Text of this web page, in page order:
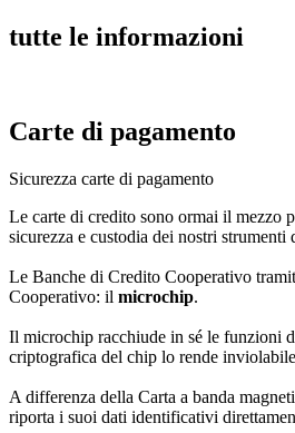
tutte le informazioni
Carte di pagamento
Sicurezza carte di pagamento
Le carte di credito sono ormai il mezzo
sicurezza e custodia dei nostri strumenti
Le Banche di Credito Cooperativo
Cooperativo: il microchip.
Il microchip racchiude in sé le funzioni
criptografica del chip lo rende
A differenza della Carta a banda
riporta i suoi dati identificativi